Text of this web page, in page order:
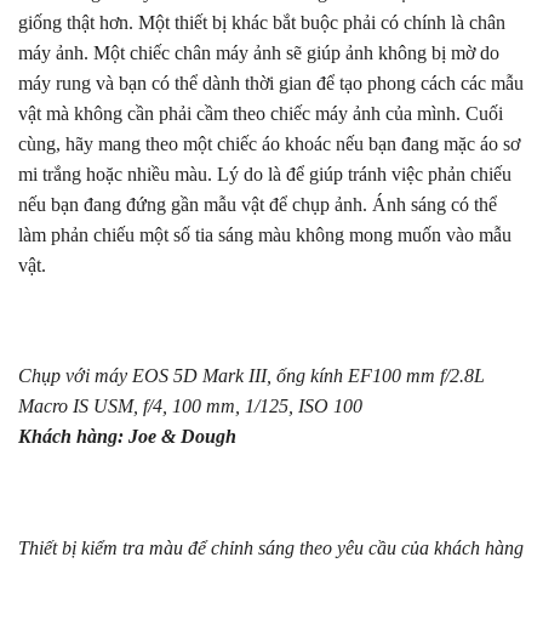
giống thật hơn. Một thiết bị khác bắt buộc phải có chính là chân
máy ảnh. Một chiếc chân máy ảnh sẽ giúp ảnh không bị mờ do
máy rung và bạn có thể dành thời gian để tạo phong cách các mẫu
vật mà không cần phải cầm theo chiếc máy ảnh của mình. Cuối
cùng, hãy mang theo một chiếc áo khoác nếu bạn đang mặc áo sơ
mi trắng hoặc nhiều màu. Lý do là để giúp tránh việc phản chiếu
nếu bạn đang đứng gần mẫu vật để chụp ảnh. Ánh sáng có thể
làm phản chiếu một số tia sáng màu không mong muốn vào mẫu
vật.
Chụp với máy EOS 5D Mark III, ống kính EF100 mm f/2.8L
Macro IS USM, f/4, 100 mm, 1/125, ISO 100
Khách hàng: Joe & Dough
Thiết bị kiểm tra màu để chỉnh sáng theo yêu cầu của khách hàng